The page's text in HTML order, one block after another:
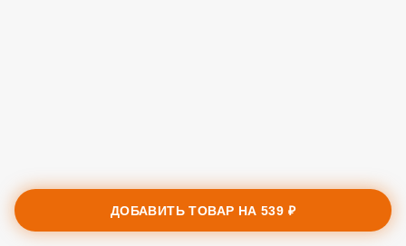
ДОБАВИТЬ ТОВАР НА539 ₽